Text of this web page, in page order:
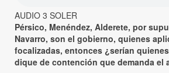
AUDIO 3 SOLER
Pérsico, Menéndez, Alderete, por
Navarro, son el gobierno, quienes
focalizadas, entonces ¿serían
dique de contención que demanda el